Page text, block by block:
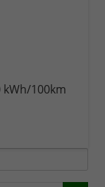
kWh/100km